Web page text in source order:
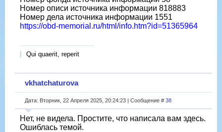
Номер описи источника информации 818883
Номер дела источника информации 1551
https://obd-memorial.ru/html/info.htm?id=51365964
Qui quaerit, reperit
vkhatchaturova
Дата: Вторник, 22 Апреля 2025, 20:24:23 | Сообщение # 38
Нет, не видела. Простите, что написала вам здесь.
Ошиблась темой.